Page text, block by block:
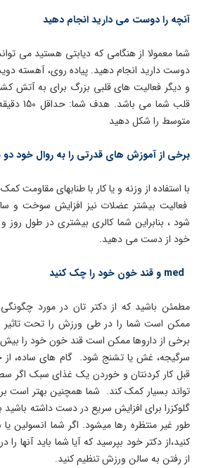
آنچه را دوست می دارید انجام دهید
شما معمولا از هنگامی که دیابتی هستید می
دوست دارید انجام دهید. پیاده روی، آهسته
و دیگر فعالیت های قلبی بزرگ برای به آتش
قلب شما می
متوسط را شکل دهید
برخی از آموزش های قدرتی را به روال خود دو
با استفاده از وزنه و یا کار با طنابهای
فعالیت بیشتر عضلات نیز افزایش سوخت و
شود ، بنابراین شما کالری بیشتری در طول
خود از دست می دهید.
مطمئن باشید که از دکتر تان در مورد
ممکن است شما را در طی ورزش را تحت تاثیر
برخی از داروها ممکن است قند خون خود را بیش
سرگیجه، غش یا تشنج شود. گام های ساده،
تواند بسیار کمک کند. شما همچنین بهتر است
گلوکزرا برای افزایش سریع در دست داشته باشید
طور غیر منتظره رها میشود. اگر شما انسولین
کنید،از دکتر خود بپرسید که آیا شما باید آنها
از رفتن به سالن ورزش تنظیم کنید.